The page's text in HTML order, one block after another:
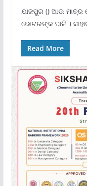
ଯାଜପୁର () ଆଉ ମାତ୍ର
ଭୋଟରଙ୍କ ପାଳି ।
Read More